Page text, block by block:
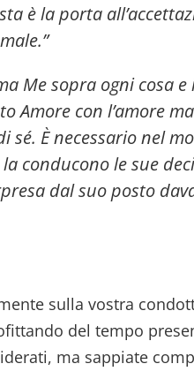
è la porta
Me sopra ogni cosa
Amore con l’amore
sé. È necessario nel
conducono le sue
dal suo posto
sulla vostra
del tempo
ma sappiate